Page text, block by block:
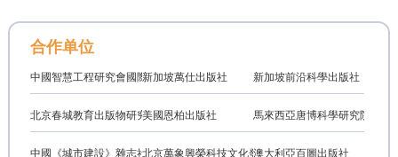
合作单位
中國智慧工程研究會國際學術交流專業委員會
新加坡萬仕出版社 新加坡前沿科學出版社
北京春城教育出版物研究中心美國恩柏出版社 馬來西亞唐博科學研究院
中國《城市建設》雜志社北京萬象興榮科技文化發展有限公司
澳大利亞百圖出版社